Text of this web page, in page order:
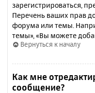
зарегистрироваться,
Перечень ваших прав
форума или темы.
темы», «Вы можете
Вернуться к началу
Как мне
сообщение?